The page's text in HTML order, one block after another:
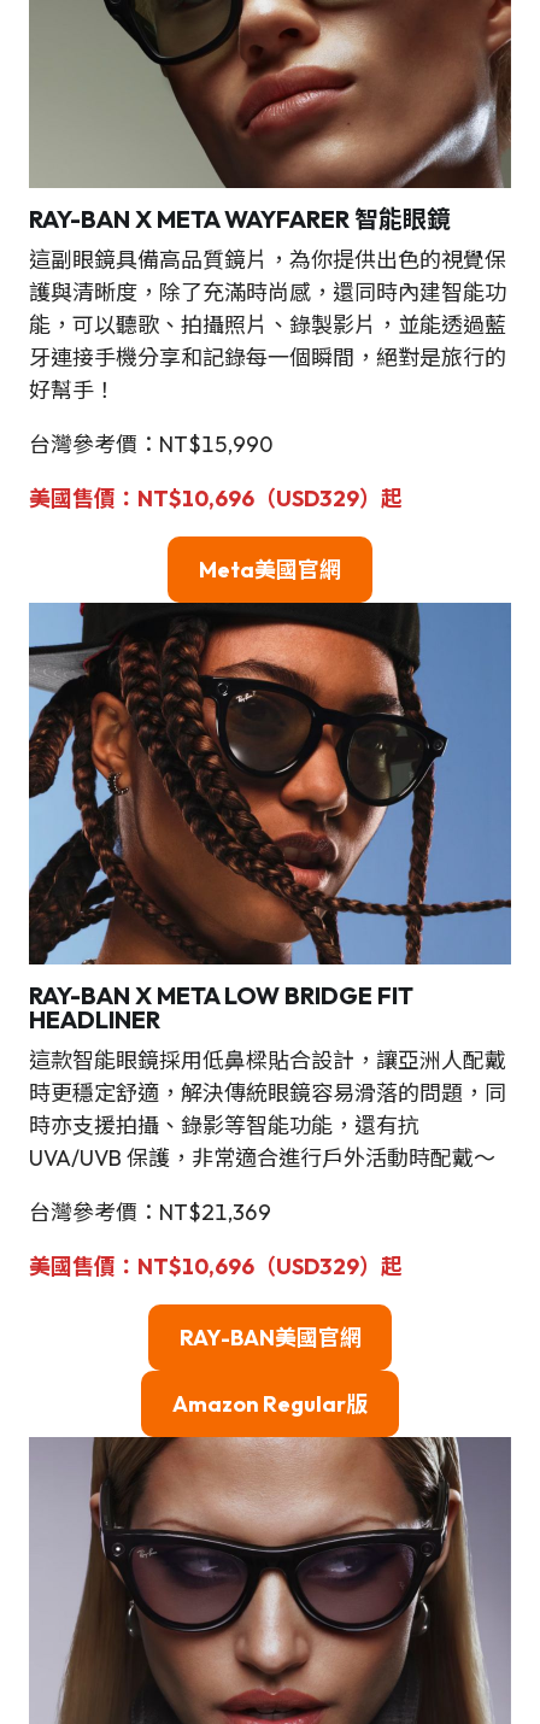
RAY-BAN X META WAYFARER 智能眼鏡
這副眼鏡具備高品質鏡片，為你提供出色的視覺保
護與清晰度，除了充滿時尚感，還同時內建智能功
能，可以聽歌、拍攝照片、錄製影片，並能透過藍
牙連接手機分享和記錄每一個瞬間，絕對是旅行的
好幫手！
台灣參考價：NT$15,990
美國售價：NT$10,696（USD329）起
Meta美國官網
RAY-BAN X META LOW BRIDGE FIT
HEADLINER
這款智能眼鏡採用低鼻樑貼合設計，讓亞洲人配戴
時更穩定舒適，解決傳統眼鏡容易滑落的問題，同
時亦支援拍攝、錄影等智能功能，還有抗
UVA/UVB 保護，非常適合進行戶外活動時配戴～
台灣參考價：NT$21,369
美國售價：NT$10,696 （USD329）起
RAY-BAN美國官網
Amazon Regular版